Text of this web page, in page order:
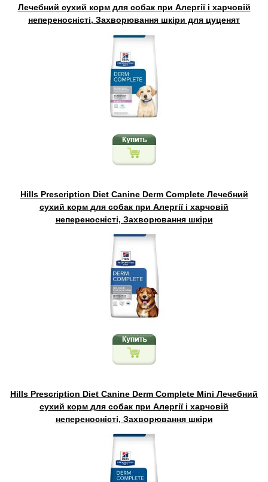
Лечебний сухий корм для собак при Алергії і харчовій
непереносністі, Захворювання шкіри для цуценят
Hills Prescription Diet Canine Derm Complete Лечебний
сухий корм для собак при Алергії і харчовій
непереносністі, Захворювання шкіри
Hills Prescription Diet Canine Derm Complete Mini Лечебний
сухий корм для собак при Алергії і харчовій
непереносністі, Захворювання шкіри